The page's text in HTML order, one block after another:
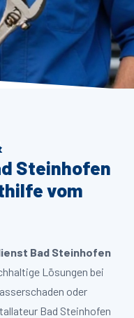
Steinhofen
vom
Bad Steinhofen
Lösungen bei
oder
Bad Steinhofen